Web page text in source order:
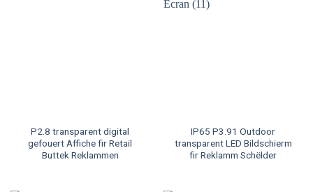
P2.8 transparent digital
gefouert Affiche fir Retail
Buttek Reklammen
IP65 P3.91 Outdoor
transparent LED Bildschierm
fir Reklamm Schëlder